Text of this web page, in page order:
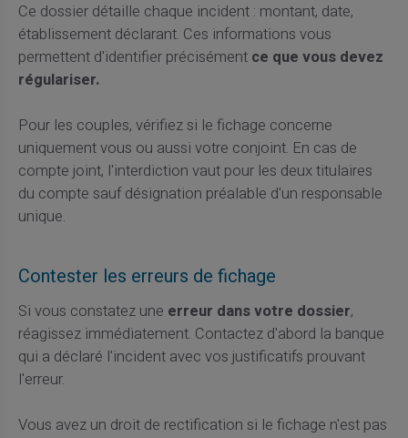
Ce dossier détaille chaque incident : montant, date,
établissement déclarant. Ces informations vous
permettent d'identifier précisément ce que vous devez
régulariser.
Pour les couples, vérifiez si le fichage concerne
uniquement vous ou aussi votre conjoint. En cas de
compte joint, l'interdiction vaut pour les deux titulaires
du compte sauf désignation préalable d'un responsable
unique.
Contester les erreurs de fichage
Si vous constatez une erreur dans votre dossier,
réagissez immédiatement. Contactez d'abord la banque
qui a déclaré l'incident avec vos justificatifs prouvant
l'erreur.
Vous avez un droit de rectification si le fichage n'est pas